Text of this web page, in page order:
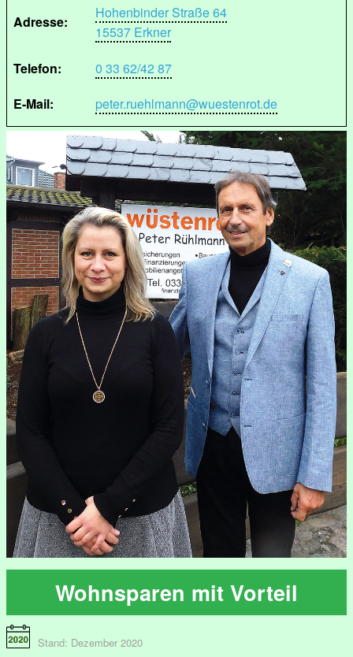
Adresse:
Hohenbinder Straße 64
15537 Erkner
Telefon:
0 33 62/42 87
E-Mail:
peter.ruehlmann@wuestenrot.de
Wohnsparen mit Vorteil
Stand: Dezember 2020